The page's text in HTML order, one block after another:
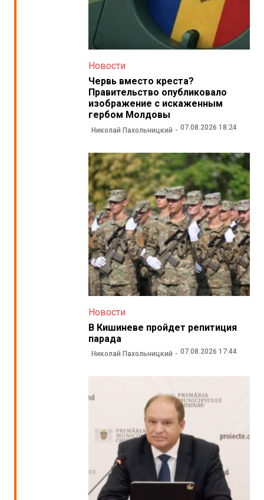
Новости
Червь вместо креста?
Правительство опубликовало
изображение с искаженным
гербом Молдовы
Николай Пахольницкий 07.08.2026 18:24
Новости
В Кишиневе пройдет репитиция
парада
Николай Пахольницкий 07.08.2026 17:44